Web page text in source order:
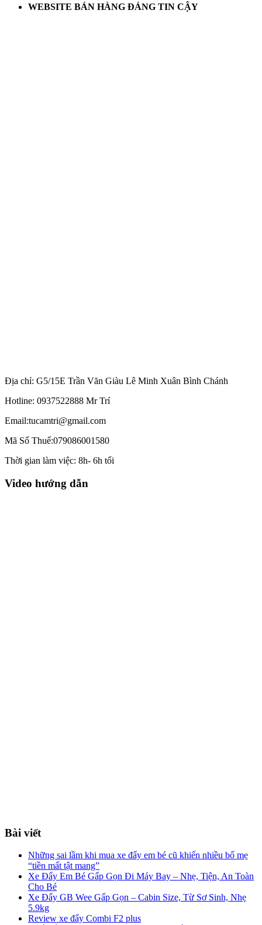
WEBSITE BÁN HÀNG ĐÁNG TIN CẬY
Địa chỉ: G5/15E Trần Văn Giàu Lê Minh Xuân Bình Chánh
Hotline: 0937522888 Mr Trí
Email:tucamtri@gmail.com
Mã Số Thuế:079086001580
Thời gian làm việc: 8h- 6h tối
Video hướng dẫn
Bài viết
Những sai lầm khi mua xe đẩy em bé cũ khiến nhiều bố mẹ
“tiền mất tật mang”
Xe Đẩy Em Bé Gấp Gọn Đi Máy Bay – Nhẹ, Tiện, An Toàn
Cho Bé
Xe Đẩy GB Wee Gấp Gọn – Cabin Size, Từ Sơ Sinh, Nhẹ
5.9kg
Review xe đẩy Combi F2 plus